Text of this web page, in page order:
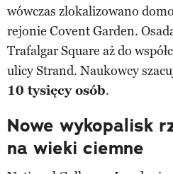
wówczas zlokalizowano
rejonie Covent Garden.
Trafalgar Square aż do
ulicy Strand. Naukowcy
10 tysięcy osób.
Nowe wykopalisk
na wieki ciemne